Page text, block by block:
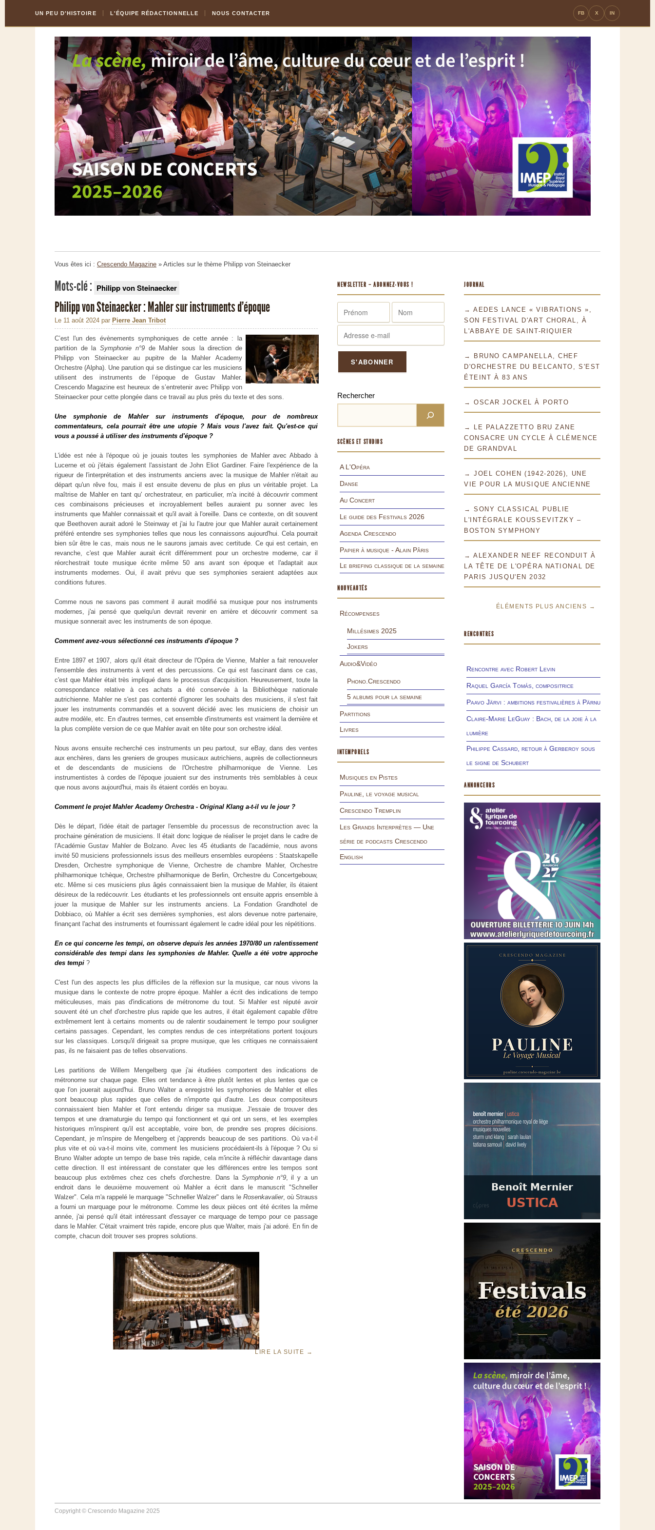
Content
la
UN PEU D'HISTOIRE L'ÉQUIPE RÉDACTIONNELLE NOUS CONTACTER FB X IN
Vous êtes ici : Crescendo Magazine » Articles sur le thème Philipp von Steinaecker
Mots-clé : Philipp von Steinaecker
Philipp von Steinaecker : Mahler sur instruments d’époque
Le 11 août 2024 par Pierre Jean Tribot
C’est l'un des évènements symphoniques de cette année : la
partition de laSymphonie n°9de Mahler sous la direction de
Philipp von Steinaecker au pupitre de la Mahler Academy
Orchestre (Alpha). Une parution qui se distingue car les musiciens
utilisent des instruments de l’époque de Gustav Mahler.
Crescendo Magazine est heureux de s’entretenir avec Philipp von
Steinaecker pour cette plongée dans ce travail au plus près du texte et des sons.
Une symphonie de Mahler sur instruments d'époque, pour de nombreux
commentateurs, cela pourrait être une utopie ? Mais vous l'avez fait. Qu'est-ce qui
vous a poussé à utiliser des instruments d'époque ?
L'idée est née à l'époque où je jouais toutes les symphonies de Mahler avec Abbado à
Lucerne et où j'étais également l'assistant de John Eliot Gardiner. Faire l'expérience de la
rigueur de l'interprétation et des instruments anciens avec la musique de Mahler n'était au
départ qu'un rêve fou, mais il est ensuite devenu de plus en plus un véritable projet. La
maîtrise de Mahler en tant qu' orchestrateur, en particulier, m'a incité à découvrir comment
ces combinaisons précieuses et incroyablement belles auraient pu sonner avec les
instruments que Mahler connaissait et qu'il avait à l'oreille. Dans ce contexte, on dit souvent
que Beethoven aurait adoré le Steinway et j'ai lu l'autre jour que Mahler aurait certainement
préféré entendre ses symphonies telles que nous les connaissons aujourd'hui. Cela pourrait
bien sûr être le cas, mais nous ne le saurons jamais avec certitude. Ce qui est certain, en
revanche, c'est que Mahler aurait écrit différemment pour un orchestre moderne, car il
réorchestrait toute musique écrite même 50 ans avant son époque et l'adaptait aux
instruments modernes. Oui, il avait prévu que ses symphonies seraient adaptées aux
conditions futures.
Comme nous ne savons pas comment il aurait modifié sa musique pour nos instruments
modernes, j'ai pensé que quelqu'un devrait revenir en arrière et découvrir comment sa
musique sonnerait avec les instruments de son époque.
Comment avez-vous sélectionné ces instruments d'époque ?
Entre 1897 et 1907, alors qu'il était directeur de l'Opéra de Vienne, Mahler a fait renouveler
l'ensemble des instruments à vent et des percussions. Ce qui est fascinant dans ce cas,
c'est que Mahler était très impliqué dans le processus d'acquisition. Heureusement, toute la
correspondance relative à ces achats a été conservée à la Bibliothèque nationale
autrichienne. Mahler ne s'est pas contenté d'ignorer les souhaits des musiciens, il s'est fait
jouer les instruments commandés et a souvent décidé avec les musiciens de choisir un
autre modèle, etc. En d'autres termes, cet ensemble d'instruments est vraiment la dernière et
la plus complète version de ce que Mahler avait en tête pour son orchestre idéal.
Nous avons ensuite recherché ces instruments un peu partout, sur eBay, dans des ventes
aux enchères, dans les greniers de groupes musicaux autrichiens, auprès de collectionneurs
et de descendants de musiciens de l'Orchestre philharmonique de Vienne. Les
instrumentistes à cordes de l'époque jouaient sur des instruments très semblables à ceux
que nous avons aujourd'hui, mais ils étaient cordés en boyau.
Comment le projet Mahler Academy Orchestra - Original Klang a-t-il vu le jour ?
Dès le départ, l'idée était de partager l'ensemble du processus de reconstruction avec la
prochaine génération de musiciens. Il était donc logique de réaliser le projet dans le cadre de
l'Académie Gustav Mahler de Bolzano. Avec les 45 étudiants de l'académie, nous avons
invité 50 musiciens professionnels issus des meilleurs ensembles européens : Staatskapelle
Dresden, Orchestre symphonique de Vienne, Orchestre de chambre Mahler, Orchestre
philharmonique tchèque, Orchestre philharmonique de Berlin, Orchestre du Concertgebouw,
etc. Même si ces musiciens plus âgés connaissaient bien la musique de Mahler, ils étaient
désireux de la redécouvrir. Les étudiants et les professionnels ont ensuite appris ensemble à
jouer la musique de Mahler sur les instruments anciens. La Fondation Grandhotel de
Dobbiaco, où Mahler a écrit ses dernières symphonies, est alors devenue notre partenaire,
finançant l'achat des instruments et fournissant également le cadre idéal pour les répétitions.
En ce qui concerne les tempi, on observe depuis les années 1970/80 un ralentissement
considérable des tempi dans les symphonies de Mahler. Quelle a été votre approche
des tempi ?
C'est l'un des aspects les plus difficiles de la réflexion sur la musique, car nous vivons la
musique dans le contexte de notre propre époque. Mahler a écrit des indications de tempo
méticuleuses, mais pas d'indications de métronome du tout. Si Mahler est réputé avoir
souvent été un chef d'orchestre plus rapide que les autres, il était également capable d'être
extrêmement lent à certains moments ou de ralentir soudainement le tempo pour souligner
certains passages. Cependant, les comptes rendus de ces interprétations portent toujours
sur les classiques. Lorsqu'il dirigeait sa propre musique, que les critiques ne connaissaient
pas, ils ne faisaient pas de telles observations.
Les partitions de Willem Mengelberg que j'ai étudiées comportent des indications de
métronome sur chaque page. Elles ont tendance à être plutôt lentes et plus lentes que ce
que l'on jouerait aujourd'hui. Bruno Walter a enregistré les symphonies de Mahler et elles
sont beaucoup plus rapides que celles de n'importe qui d'autre. Les deux compositeurs
connaissaient bien Mahler et l'ont entendu diriger sa musique. J'essaie de trouver des
tempos et une dramaturgie du tempo qui fonctionnent et qui ont un sens, et les exemples
historiques m'inspirent qu'il est acceptable, voire bon, de prendre ses propres décisions.
Cependant, je m'inspire de Mengelberg et j'apprends beaucoup de ses partitions. Où va-t-il
plus vite et où va-t-il moins vite, comment les musiciens procédaient-ils à l'époque ? Ou si
Bruno Walter adopte un tempo de base très rapide, cela m'incite à réfléchir davantage dans
cette direction. Il est intéressant de constater que les différences entre les tempos sont
beaucoup plus extrêmes chez ces chefs d'orchestre. Dans la Symphonie n°9, il y a un
endroit dans le deuxième mouvement où Mahler a écrit dans le manuscrit "Schneller
Walzer". Cela m'a rappelé le marquage "Schneller Walzer" dans leRosenkavalier, où Strauss
a fourni un marquage pour le métronome. Comme les deux pièces ont été écrites la même
année, j'ai pensé qu'il était intéressant d'essayer ce marquage de tempo pour ce passage
dans le Mahler. C'était vraiment très rapide, encore plus que Walter, mais j'ai adoré. En fin de
compte, chacun doit trouver ses propres solutions.
LIRE LA SUITE →
NEWSLETTER – ABONNEZ-VOUS !
Rechercher
SCÈNES ET STUDIOS
A L'Opéra
Danse
Au Concert
Le guide des Festivals 2026
Agenda Crescendo
Papier à musique - Alain Pâris
Le briefing classique de la semaine
NOUVEAUTÉS
Récompenses
Millésimes 2025
Jokers
Audio&Vidéo
Phono.Crescendo
5 albums pour la semaine
Partitions
Livres
INTEMPORELS
Musiques en Pistes
Pauline, le voyage musical
Crescendo Tremplin
Les Grands Interprètes — Une
série de podcasts Crescendo
English
JOURNAL
→ AEDES LANCE « VIBRATIONS »,
SON FESTIVAL D'ART CHORAL, À
L'ABBAYE DE SAINT-RIQUIER
→ BRUNO CAMPANELLA, CHEF
D'ORCHESTRE DU BELCANTO, S'EST
ÉTEINT À 83 ANS
→ OSCAR JOCKEL À PORTO
→ LE PALAZZETTO BRU ZANE
CONSACRE UN CYCLE À CLÉMENCE
DE GRANDVAL
→ JOEL COHEN (1942-2026), UNE
VIE POUR LA MUSIQUE ANCIENNE
→ SONY CLASSICAL PUBLIE
L'INTÉGRALE KOUSSEVITZKY –
BOSTON SYMPHONY
→ ALEXANDER NEEF RECONDUIT À
LA TÊTE DE L'OPÉRA NATIONAL DE
PARIS JUSQU'EN 2032
ÉLÉMENTS PLUS ANCIENS →
RENCONTRES
Rencontre avec Robert Levin
Raquel García Tomás, compositrice
Paavo Järvi : ambitions festivalières à Pärnu
Claire-Marie LeGuay : Bach, de la joie à la
lumière
Philippe Cassard, retour à Gerberoy sous
le signe de Schubert
ANNONCEURS
Copyright © Crescendo Magazine 2025